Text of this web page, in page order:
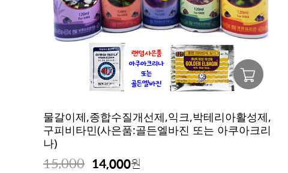
물갈이제,종합수질개선제,익크,박테리아활성제,
구피비타민(사은품:골든엘바진 또는 아쿠아크리
나)
15,000 14,000원